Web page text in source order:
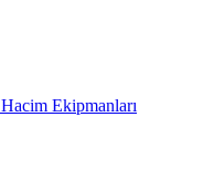
Ekipmanları